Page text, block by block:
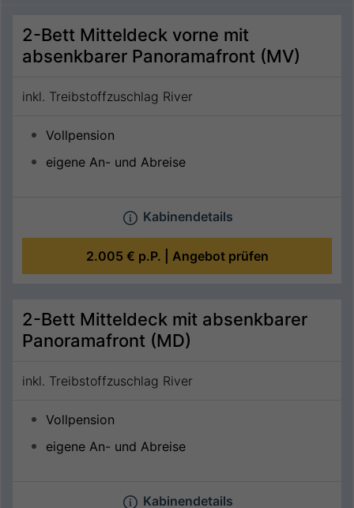
2-Bett Mitteldeck vorne mit
absenkbarer Panoramafront (MV)
inkl. Treibstoffzuschlag River
Vollpension
eigene An- und Abreise
Kabinendetails
2.005 € p.P. | Angebot prüfen
2-Bett Mitteldeck mit absenkbarer
Panoramafront (MD)
inkl. Treibstoffzuschlag River
Vollpension
eigene An- und Abreise
Kabinendetails